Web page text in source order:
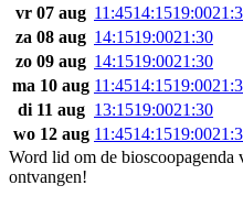
vr 07 aug 11:4514:1519:00
za 08 aug 14:1519:0021:30
zo 09 aug 14:1519:0021:30
ma 10 aug 11:4514:1519:00
di 11 aug 13:1519:0021:30
wo 12 aug 11:4514:1519:00
Word lid om de bioscoopagenda
ontvangen!